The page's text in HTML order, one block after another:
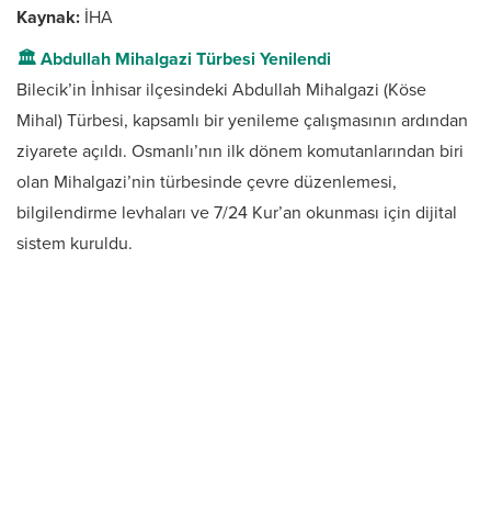
Kaynak: İHA
🏛️ Abdullah Mihalgazi Türbesi Yenilendi
Bilecik’in İnhisar ilçesindeki Abdullah Mihalgazi (Köse
Mihal) Türbesi, kapsamlı bir yenileme çalışmasının ardından
ziyarete açıldı. Osmanlı’nın ilk dönem komutanlarından biri
olan Mihalgazi’nin türbesinde çevre düzenlemesi,
bilgilendirme levhaları ve 7/24 Kur’an okunması için dijital
sistem kuruldu.